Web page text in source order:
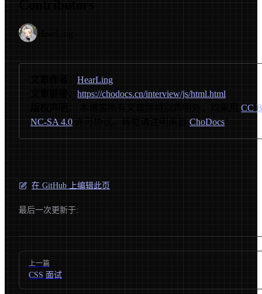
Contributors
HearLing
文章作者：HearLing
文章链接：https://chodocs.cn/interview/js/html.html
本博客所有文章除特别声明外，均采用CC
NC-SA 4.0 许可协议。转载请注明来自ChoDocs
在 GitHub 上编辑此页
最后一次更新于:
Pager
上一篇
CSS 面试